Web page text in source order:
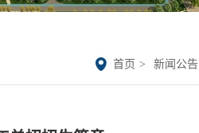
首页 > 新闻公告